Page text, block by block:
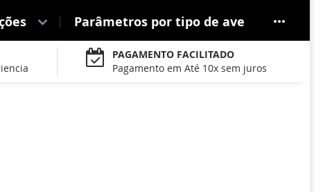
Parâmetros por tipo de ave
PAGAMENTO FACILITADO
Pagamento em Até 10x sem juros